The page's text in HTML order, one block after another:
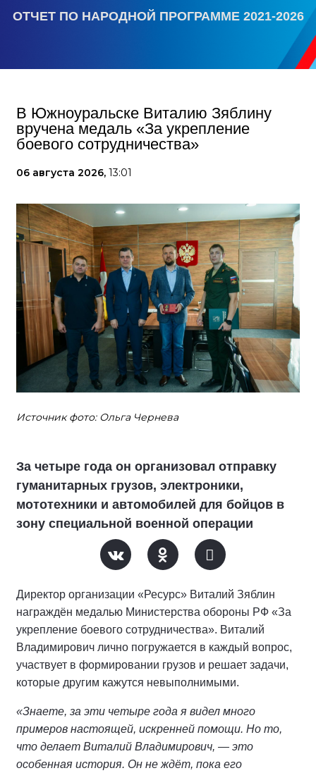
ОТЧЕТ ПО НАРОДНОЙ ПРОГРАММЕ 2021-2026
В Южноуральске Виталию Зяблину
вручена медаль «За укрепление
боевого сотрудничества»
06 августа 2026, 13:01
Источник фото: Ольга Чернева
За четыре года он организовал отправку
гуманитарных грузов, электроники,
мототехники и автомобилей для бойцов в
зону специальной военной операции
Директор организации «Ресурс» Виталий Зяблин
награждён медалью Министерства обороны РФ «За
укрепление боевого сотрудничества». Виталий
Владимирович лично погружается в каждый вопрос,
участвует в формировании грузов и решает задачи,
которые другим кажутся невыполнимыми.
«Знаете, за эти четыре года я видел много
примеров настоящей, искренней помощи. Но то,
что делает Виталий Владимирович, — это
особенная история. Он не ждёт, пока его